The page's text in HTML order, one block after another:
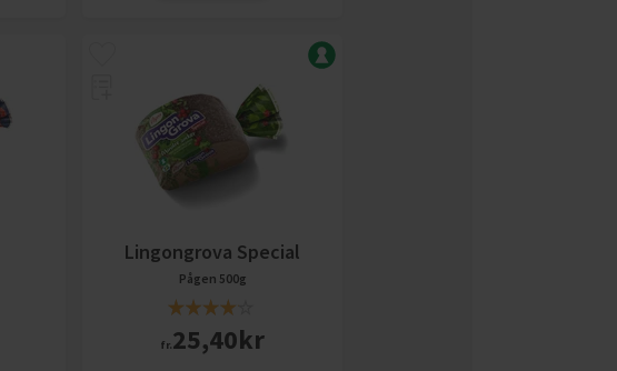
Lingongrova Special
Pågen 500g
fr.25,40kr